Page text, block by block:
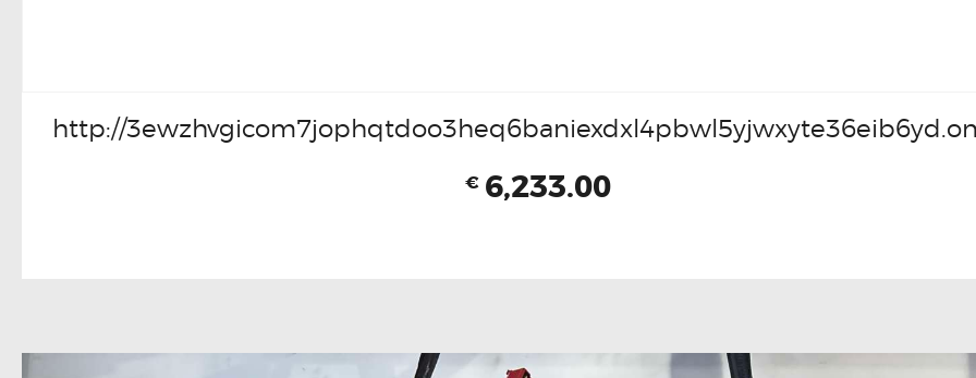
http://
€ 6,233.00